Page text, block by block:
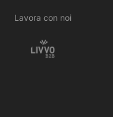
Lavora con noi